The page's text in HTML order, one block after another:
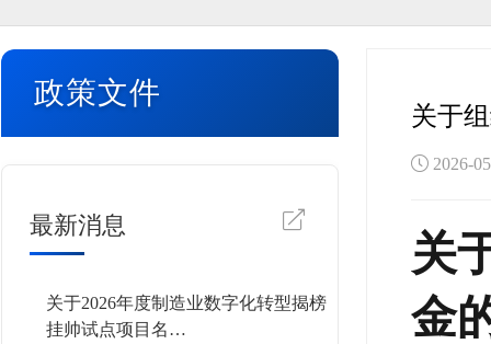
政策文件
最新消息
关于2026年度制造业数字化转型揭榜
挂帅试点项目名…
关于
2026-
关
金